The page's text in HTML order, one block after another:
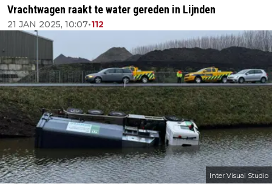
Vrachtwagen raakt te water gereden in Lijnden
21 JAN 2025, 10:07•112
Inter Visual Studio